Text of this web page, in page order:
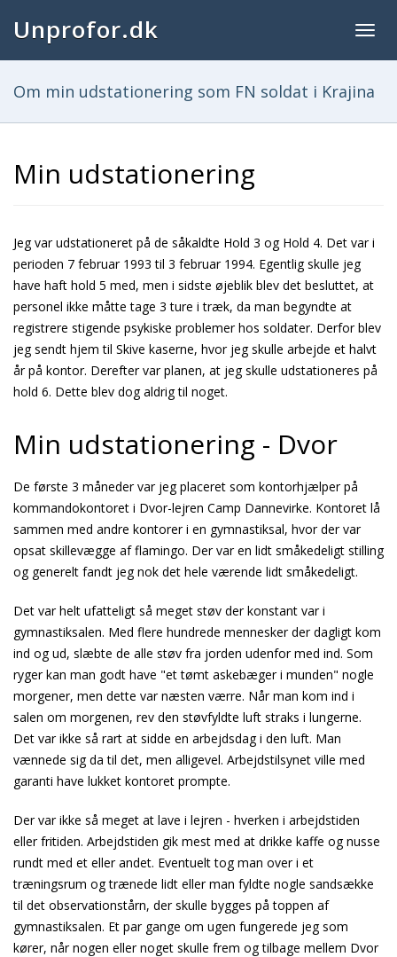
Unprofor.dk
Om min udstationering som FN soldat i Krajina
Min udstationering
Jeg var udstationeret på de såkaldte Hold 3 og Hold 4. Det var i
perioden 7 februar 1993 til 3 februar 1994. Egentlig skulle jeg
have haft hold 5 med, men i sidste øjeblik blev det besluttet, at
personel ikke måtte tage 3 ture i træk, da man begyndte at
registrere stigende psykiske problemer hos soldater. Derfor blev
jeg sendt hjem til Skive kaserne, hvor jeg skulle arbejde et halvt
år på kontor. Derefter var planen, at jeg skulle udstationeres på
hold 6. Dette blev dog aldrig til noget.
Min udstationering - Dvor
De første 3 måneder var jeg placeret som kontorhjælper på
kommandokontoret i Dvor-lejren Camp Dannevirke. Kontoret lå
sammen med andre kontorer i en gymnastiksal, hvor der var
opsat skillevægge af flamingo. Der var en lidt småkedeligt stilling
og generelt fandt jeg nok det hele værende lidt småkedeligt.
Det var helt ufatteligt så meget støv der konstant var i
gymnastiksalen. Med flere hundrede mennesker der dagligt kom
ind og ud, slæbte de alle støv fra jorden udenfor med ind. Som
ryger kan man godt have "et tømt askebæger i munden" nogle
morgener, men dette var næsten værre. Når man kom ind i
salen om morgenen, rev den støvfyldte luft straks i lungerne.
Det var ikke så rart at sidde en arbejdsdag i den luft. Man
vænnede sig da til det, men alligevel. Arbejdstilsynet ville med
garanti have lukket kontoret prompte.
Der var ikke så meget at lave i lejren - hverken i arbejdstiden
eller fritiden. Arbejdstiden gik mest med at drikke kaffe og nusse
rundt med et eller andet. Eventuelt tog man over i et
træningsrum og trænede lidt eller man fyldte nogle sandsække
til det observationstårn, der skulle bygges på toppen af
gymnastiksalen. Et par gange om ugen fungerede jeg som
kører, når nogen eller noget skulle frem og tilbage mellem Dvor